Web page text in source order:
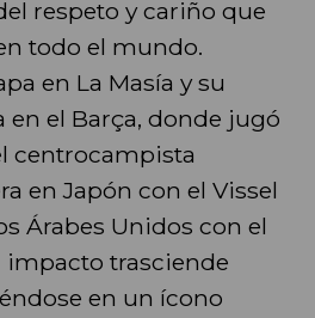
respeto y cariño que
todo el mundo.
en La Masía y su
en el Barça, donde jugó
centrocampista
en Japón con el Vissel
Árabes Unidos con el
impacto trasciende
en un ícono